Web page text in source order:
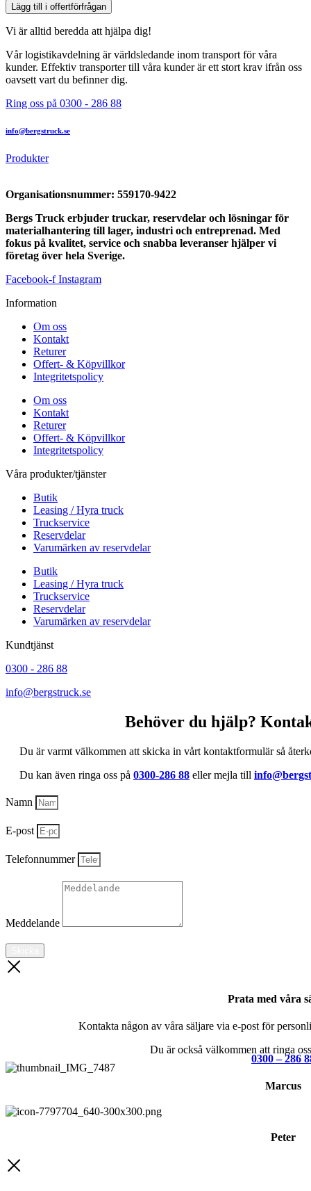
Lägg till i offertförfrågan
Vi är alltid beredda att hjälpa dig!
Vår logistikavdelning är världsledande inom transport för våra
kunder. Effektiv transporter till våra kunder är ett stort krav ifrån oss
oavsett vart du befinner dig.
Ring oss på 0300 - 286 88
info@bergstruck.se
Produkter
Organisationsnummer: 559170-9422
Bergs Truck erbjuder truckar, reservdelar och lösningar för
materialhantering till lager, industri och entreprenad. Med
fokus på kvalitet, service och snabba leveranser hjälper vi
företag över hela Sverige.
Facebook-f Instagram
Information
Om oss
Kontakt
Returer
Offert- & Köpvillkor
Integritetspolicy
Om oss
Kontakt
Returer
Offert- & Köpvillkor
Integritetspolicy
Våra produkter/tjänster
Butik
Leasing / Hyra truck
Truckservice
Reservdelar
Varumärken av reservdelar
Butik
Leasing / Hyra truck
Truckservice
Reservdelar
Varumärken av reservdelar
Kundtjänst
0300 - 286 88
info@bergstruck.se
Behöver du hjälp?
Du är varmt välkommen att skicka in vårt kontaktformulär så
Du kan även ringa oss på 0300-286 88 eller mejla till
Namn
E-post
Telefonnummer
Meddelande
Prata med våra
Kontakta någon av våra säljare via e-post för
Du är också välkommen att ringa
0300 – 286
Marcus
Peter